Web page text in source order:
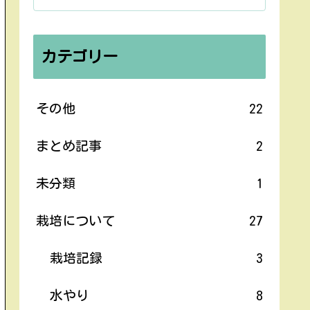
カテゴリー
その他 22
まとめ記事 2
未分類 1
栽培について 27
栽培記録 3
水やり 8